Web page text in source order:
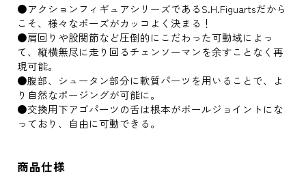
●アクションフィギュアシリーズであるS.H.Figuartsだから
こそ、様々なポーズがカッコよく決まる！
●肩回りや股関節など圧倒的にこだわった可動域によっ
て、縦横無尽に走り回るチェンソーマンを余すことなく再
現可能。
●腹部、シュータン部分に軟質パーツを用いることで、よ
り自然なポージングが可能に。
●交換用下アゴパーツの舌は根本がボールジョイントにな
っており、自由に可動できる。
商品仕様